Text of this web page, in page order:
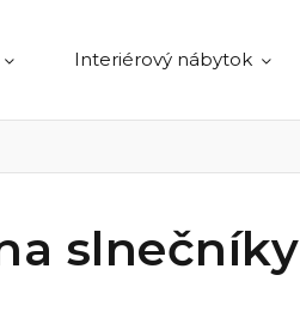
Interiérový nábytok
slnečníky